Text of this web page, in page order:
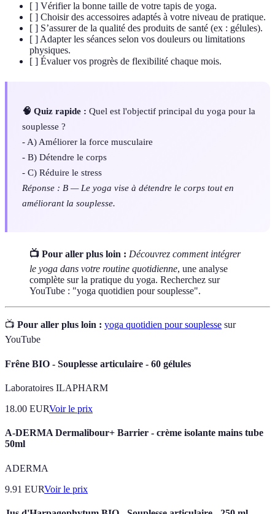
[ ] Vérifier la bonne taille de votre tapis de yoga.
[ ] Choisir des accessoires adaptés à votre niveau de pratique.
[ ] S’assurer de la qualité des produits de santé (ex : gélules).
[ ] Adapter les séances selon vos douleurs ou limitations
physiques.
[ ] Évaluer vos progrès de flexibilité chaque mois.
🧠 Quiz rapide : Quel est l'objectif principal du yoga pour la
souplesse ?
- A) Améliorer la force musculaire
- B) Détendre le corps
- C) Réduire le stress
Réponse : B — Le yoga vise à détendre le corps tout en
améliorant la souplesse.
📺 Pour aller plus loin : Découvrez comment intégrer
le yoga dans votre routine quotidienne, une analyse
complète sur la pratique du yoga. Recherchez sur
YouTube : "yoga quotidien pour souplesse".
📺 Pour aller plus loin : yoga quotidien pour souplesse sur
YouTube
Frêne BIO - Souplesse articulaire - 60 gélules
Laboratoires ILAPHARM
18.00 EURVoir le prix
A-DERMA Dermalibour+ Barrier - crème isolante mains tube
50ml
ADERMA
9.91 EURVoir le prix